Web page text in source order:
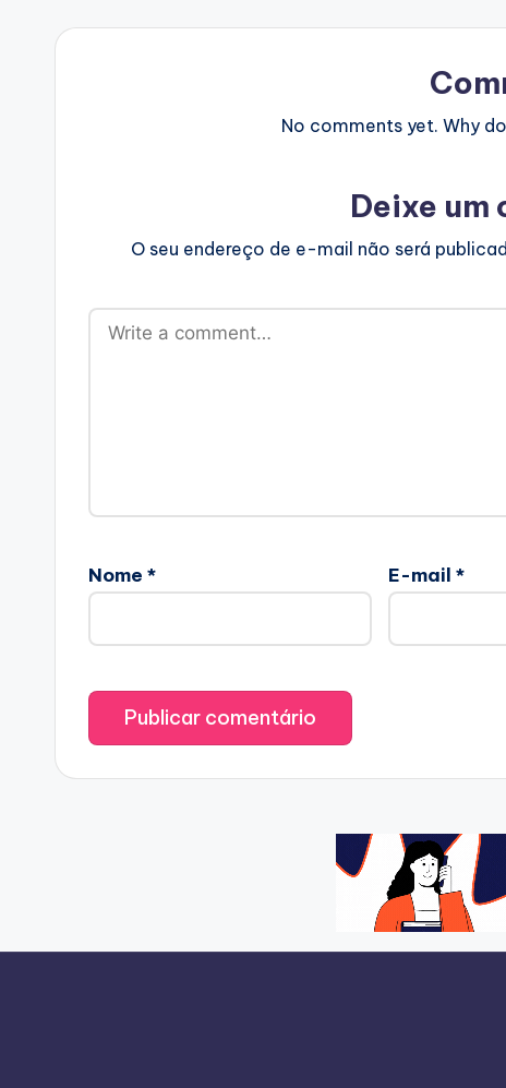
No comments yet. Why
Deixe
O seu endereço de e-mail não será
Nome * E-mail *